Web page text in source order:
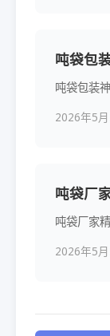
吨袋包
吨袋包装
2026年5
吨袋厂
吨袋厂家
2026年5